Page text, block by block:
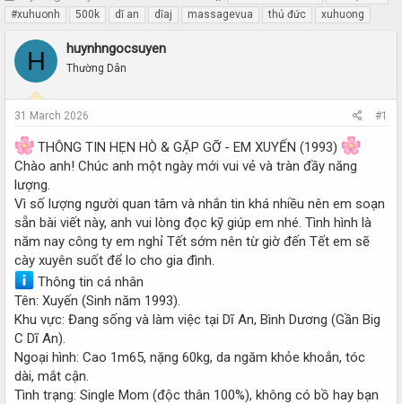
h
r
e
d
a
r
t
e
r
t
a
r
#xuhuonh
500k dĩ an dĩaj massagevua thủ đức xuhuong
H huynhngocsuyen
Thường Dân
31 March 2026 #1
THÔNG TIN HẸN HÒ & GẶP GỠ - EM XUYẾN (1993)
Chào anh! Chúc anh một ngày mới vui vẻ và tràn đầy năng
lượng.
Vì số lượng người quan tâm và nhắn tin khá nhiều nên em soạn
sẵn bài viết này, anh vui lòng đọc kỹ giúp em nhé. Tình hình là
năm nay công ty em nghỉ Tết sớm nên từ giờ đến Tết em sẽ
cày xuyên suốt để lo cho gia đình.
Thông tin cá nhân
Tên: Xuyến (Sinh năm 1993).
Khu vực: Đang sống và làm việc tại Dĩ An, Bình Dương (Gần Big
C Dĩ An).
Ngoại hình: Cao 1m65, nặng 60kg, da ngăm khỏe khoắn, tóc
dài, mắt cận.
Tình trạng: Single Mom (độc thân 100%), không có bồ hay bạn